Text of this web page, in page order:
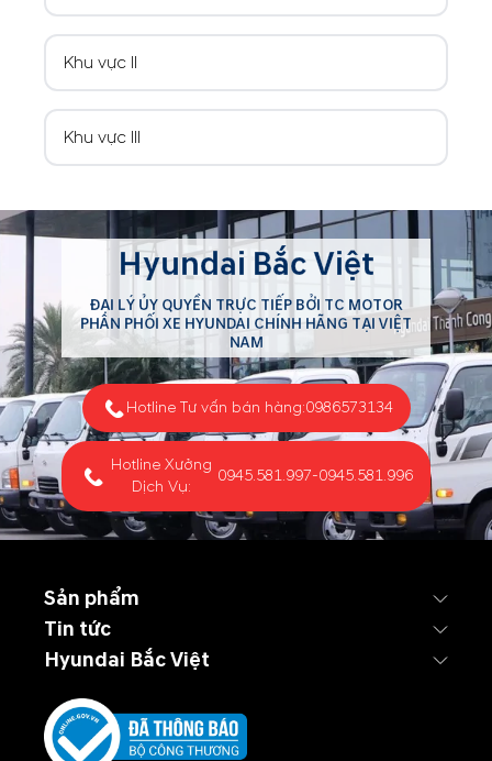
Khu vực II
Khu vực III
Hyundai Bắc Việt
ĐẠI LÝ ỦY QUYỀN TRỰC TIẾP BỞI TC MOTOR
PHÂN PHỐI XE HYUNDAI CHÍNH HÃNG TẠI VIỆT
NAM
Hotline Tư vấn bán hàng:0986573134
Hotline Xưởng
Dịch Vụ:
0945.581.997-0945.581.996
Sản phẩm
Tin tức
Hyundai Bắc Việt